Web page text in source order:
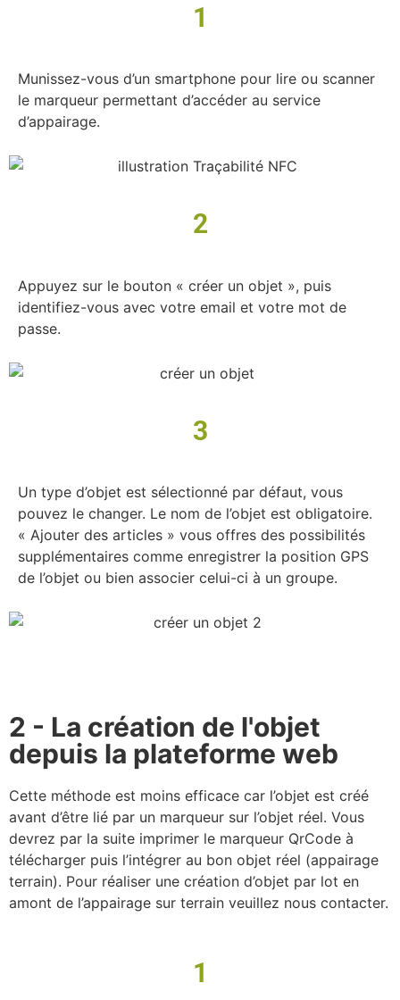
1
Munissez-vous d’un smartphone pour lire ou scanner
le marqueur permettant d’accéder au service
d’appairage.
2
Appuyez sur le bouton « créer un objet », puis
identifiez-vous avec votre email et votre mot de
passe.
3
Un type d’objet est sélectionné par défaut, vous
pouvez le changer. Le nom de l’objet est obligatoire.
« Ajouter des articles » vous offres des possibilités
supplémentaires comme enregistrer la position GPS
de l’objet ou bien associer celui-ci à un groupe.
2 - La création de l'objet
depuis la plateforme web
Cette méthode est moins efficace car l’objet est créé
avant d’être lié par un marqueur sur l’objet réel. Vous
devrez par la suite imprimer le marqueur QrCode à
télécharger puis l’intégrer au bon objet réel (appairage
terrain). Pour réaliser une création d’objet par lot en
amont de l’appairage sur terrain veuillez nous contacter.
1